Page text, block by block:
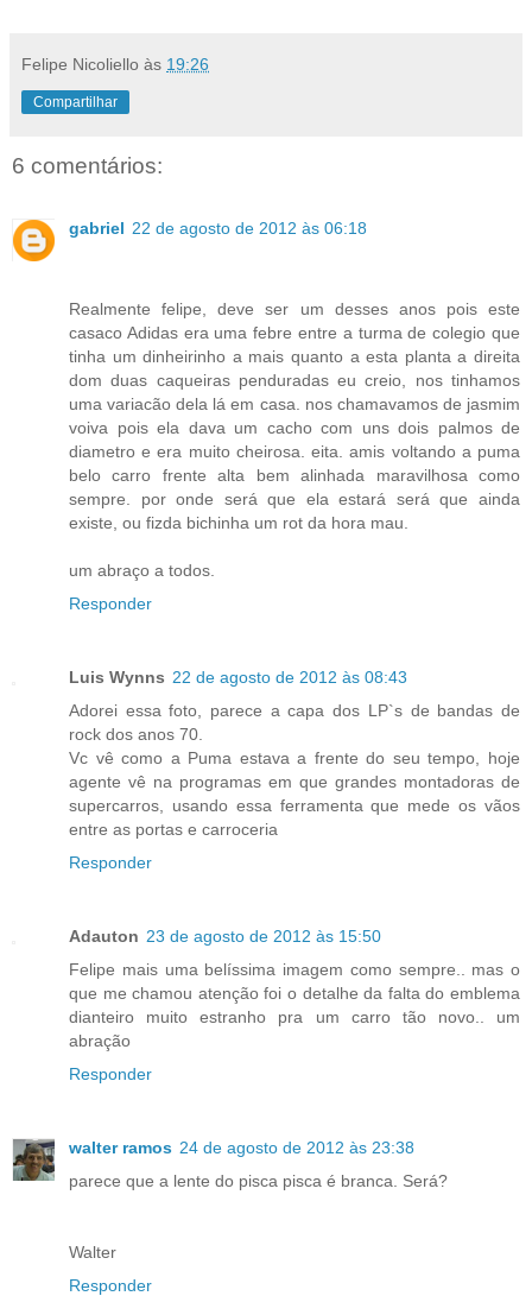
Felipe Nicoliello às 19:26
Compartilhar
6 comentários:
gabriel 22 de agosto de 2012 às 06:18
Realmente felipe, deve ser um desses anos pois este
casaco Adidas era uma febre entre a turma de colegio que
tinha um dinheirinho a mais quanto a esta planta a direita
dom duas caqueiras penduradas eu creio, nos tinhamos
uma variacão dela lá em casa. nos chamavamos de jasmim
voiva pois ela dava um cacho com uns dois palmos de
diametro e era muito cheirosa. eita. amis voltando a puma
belo carro frente alta bem alinhada maravilhosa como
sempre. por onde será que ela estará será que ainda
existe, ou fizda bichinha um rot da hora mau.
um abraço a todos.
Responder
Luis Wynns 22 de agosto de 2012 às 08:43
Adorei essa foto, parece a capa dos LP`s de bandas de
rock dos anos 70.
Vc vê como a Puma estava a frente do seu tempo, hoje
agente vê na programas em que grandes montadoras de
supercarros, usando essa ferramenta que mede os vãos
entre as portas e carroceria
Responder
Adauton 23 de agosto de 2012 às 15:50
Felipe mais uma belíssima imagem como sempre.. mas o
que me chamou atenção foi o detalhe da falta do emblema
dianteiro muito estranho pra um carro tão novo.. um
abração
Responder
walter ramos 24 de agosto de 2012 às 23:38
parece que a lente do pisca pisca é branca. Será?
Walter
Responder